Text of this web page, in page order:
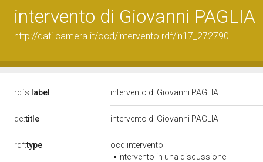
intervento di Giovanni PAGLIA
http://dati.camera.it/ocd/intervento.rdf/in17_272790
rdfs: label intervento di Giovanni PAGLIA
dc:title intervento di Giovanni PAGLIA
rdf:type
ocd:intervento
intervento in una discussione